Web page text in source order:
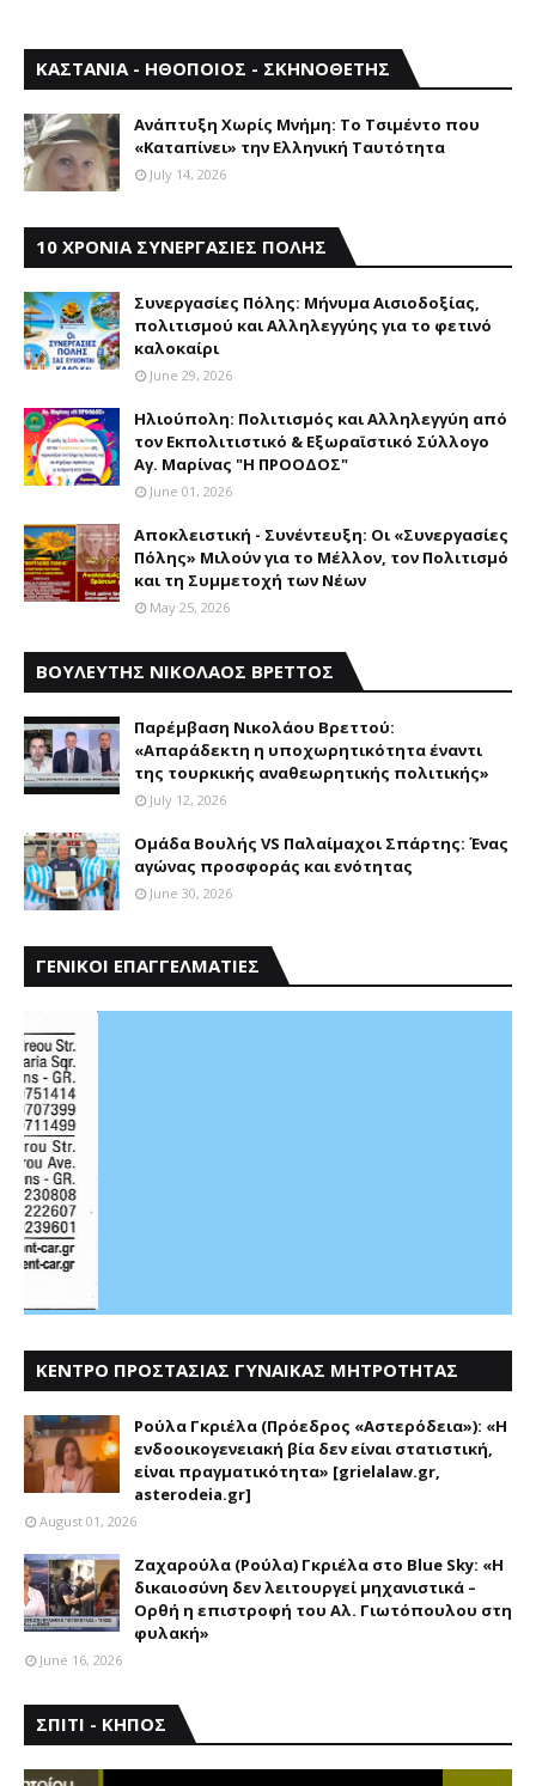
ΚΑΣΤΑΝΙΑ - ΗΘΟΠΟΙΟΣ - ΣΚΗΝΟΘΕΤΗΣ
Aνάπτυξη Xωρίς Mνήμη: Το Τσιμέντο που
«Καταπίνει» την Ελληνική Ταυτότητα
July 14, 2026
10 ΧΡΟΝΙΑ ΣΥΝΕΡΓΑΣΙΕΣ ΠΟΛΗΣ
Συνεργασίες Πόλης: Mήνυμα Aισιοδοξίας,
πολιτισμού και Aλληλεγγύης για το φετινό
καλοκαίρι
June 29, 2026
Ηλιούπολη: Πολιτισμός και Aλληλεγγύη από
τον Εκπολιτιστικό & Εξωραϊστικό Σύλλογο
Αγ. Μαρίνας "Η ΠΡΟΟΔΟΣ"
June 01, 2026
Αποκλειστική - Συνέντευξη: Οι «Συνεργασίες
Πόλης» Μιλούν για το Μέλλον, τον Πολιτισμό
και τη Συμμετοχή των Νέων
May 25, 2026
ΒΟΥΛΕΥΤΗΣ ΝΙΚΟΛΑΟΣ ΒΡΕΤΤΟΣ
Παρέμβαση Nικολάου Bρεττού:
«Aπαράδεκτη η υποχωρητικότητα έναντι
της τουρκικής αναθεωρητικής πολιτικής»
July 12, 2026
Ομάδα Βουλής VS Παλαίμαχοι Σπάρτης: Ένας
αγώνας προσφοράς και ενότητας
June 30, 2026
ΓΕΝΙΚΟΙ ΕΠΑΓΓΕΛΜΑΤΙΕΣ
ΚΕΝΤΡΟ ΠΡΟΣΤΑΣΙΑΣ ΓΥΝΑΙΚΑΣ ΜΗΤΡΟΤΗΤΑΣ
Ρούλα Γκριέλα (Πρόεδρος «Αστερόδεια»): «Η
ενδοοικογενειακή βία δεν είναι στατιστική,
είναι πραγματικότητα» [grielalaw.gr,
asterodeia.gr]
August 01, 2026
Ζαχαρούλα (Ρούλα) Γκριέλα στο Blue Sky: «Η
δικαιοσύνη δεν λειτουργεί μηχανιστικά –
Ορθή η επιστροφή του Αλ. Γιωτόπουλου στη
φυλακή»
June 16, 2026
ΣΠΙΤΙ - ΚΗΠΟΣ